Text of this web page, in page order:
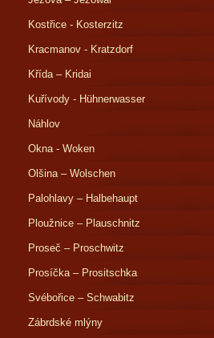
Kostřice - Kosterzitz
Kracmanov - Kratzdorf
Křída – Kridai
Kuřívody - Hühnerwasser
Náhlov
Okna - Woken
Olšina – Wolschen
Palohlavy – Halbehaupt
Ploužnice – Plauschnitz
Proseč – Proschwitz
Prosíčka – Prositschka
Svébořice – Schwabitz
Zábrdské mlýny